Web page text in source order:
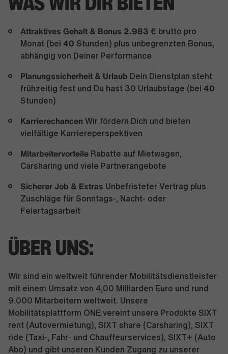
Attraktives Gehalt & Bonus 2.983 € brutto pro
Monat (bei 40 Stunden) plus unbegrenzten Bonus,
abhängig von Deiner Performance
Planungssicherheit & Urlaub Dein Dienstplan steht
frühzeitig fest und Du hast 30 Urlaubstage (bei 40
Stunden)
Karrierechancen Wir fördern Dich und bieten
vielfältige Karriereperspektiven
Mitarbeitervorteile Rabatte auf Mietwagen,
Carsharing und viele Partnerangebote
Sicherer Job & Extras Unbefristeter Vertrag plus
Zuschläge für Sonntags-, Nacht- oder
Feiertagsarbeit
ÜBER UNS:
Wir sind ein weltweit führender Mobilitätsdienstleister
mit einem Umsatz von 4,00 Milliarden Euro und rund
9.000 Mitarbeitern weltweit. Unsere
Mobilitätsplattform ONE vereint unsere Produkte SIXT
rent (Autovermietung), SIXT share (Carsharing), SIXT
ride (Taxi-, Fahr- und Chauffeurservices), SIXT+ (Auto
Abo) und gibt unseren Kunden Zugang zu unserer